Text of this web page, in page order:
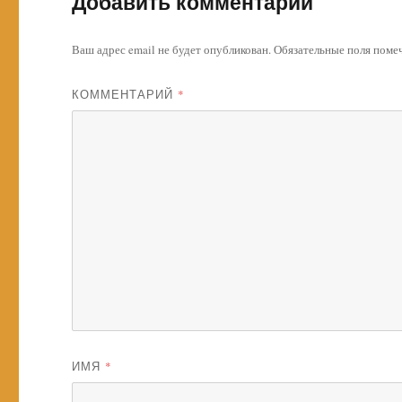
Ваш адрес email не будет опубликован.Обязательные поля
КОММЕНТАРИЙ *
ИМЯ *